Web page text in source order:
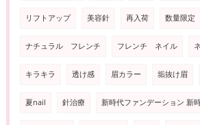
リフトアップ 美容針 再入荷 数量限定
ナチュラル フレンチ フレンチ ネイル
キラキラ 透け感 眉カラー 垢抜け眉
夏nail 針治療 新時代ファンデーション 新